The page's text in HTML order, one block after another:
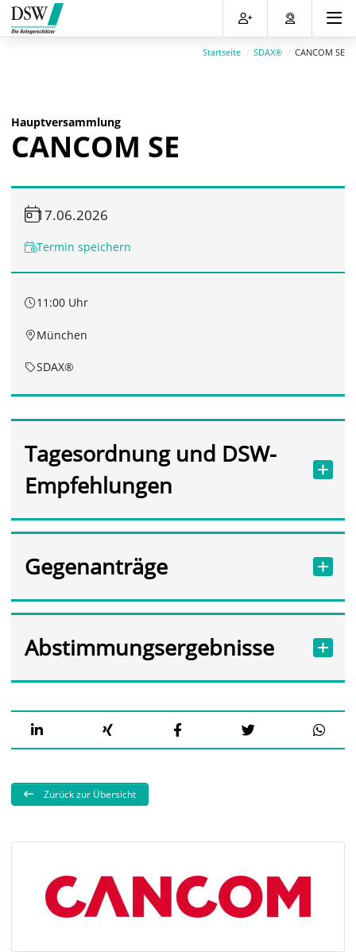
Direkt
zum
Inhalt
Direkt
zum
Hauptmenu
Direkt
zur
Suche
Direkt
zum
Footer
Startseite SDAX® CANCOM SE
Hauptversammlung
CANCOM SE
17.06.2026
Termin speichern
11:00 Uhr
München
SDAX®
Tagesordnung und DSW-
Empfehlungen
Gegenanträge
Abstimmungsergebnisse
Zurück zur Übersicht